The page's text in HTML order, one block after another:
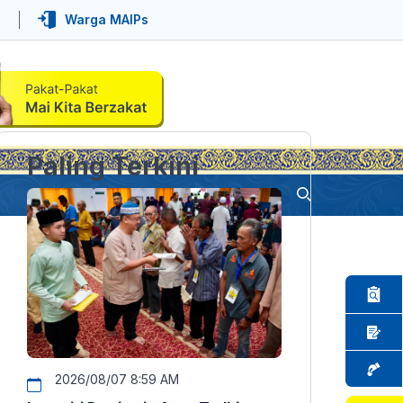
Warga MAIPs
Paling Terkini
2026/08/07 8:59 AM